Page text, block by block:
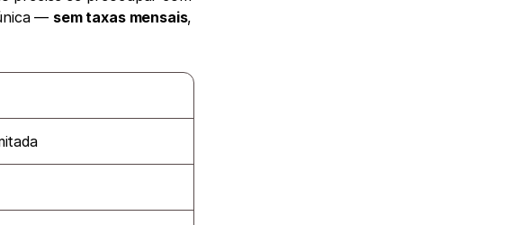
— sem taxas mensais,